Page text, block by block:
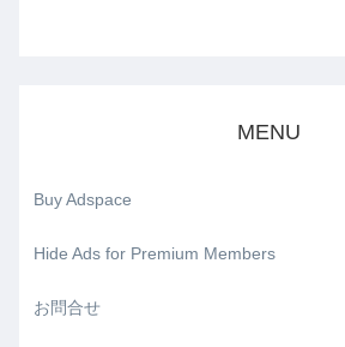
MENU
Buy Adspace
Hide Ads for Premium Members
お問合せ